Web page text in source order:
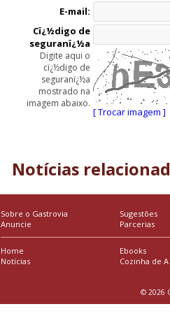
E-mail:
Cï¿½digo de
seguranï¿½a
Digite aqui o
cï¿½digo de
seguranï¿½a
mostrado na
imagem abaixo.
[ Trocar imagem ]
Notícias
Sobre o Gastrovia
Anuncie
Sugestões
Parcerias
Home
Notícias
Ebooks
Cozinha de A
© 2026